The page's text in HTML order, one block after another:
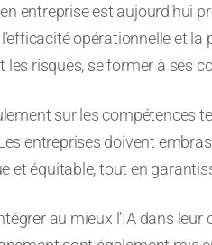
en entreprise est aujourd’hui
opérationnelle et
risques, se former à ses
sur les compétences
entreprises doivent
et équitable, tout en
au mieux l’IA dans